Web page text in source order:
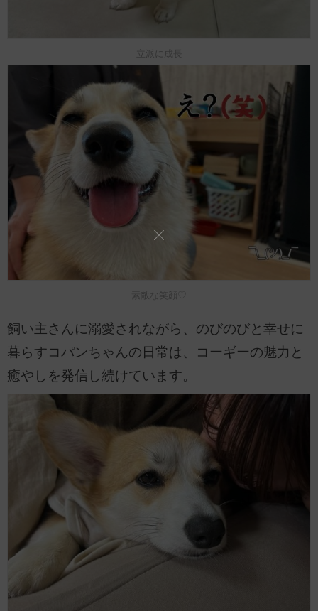
立派に成長
素敵な笑顔♡
飼い主さんに溺愛されながら、のびのびと幸せに
暮らすコパンちゃんの日常は、コーギーの魅力と
癒やしを発信し続けています。